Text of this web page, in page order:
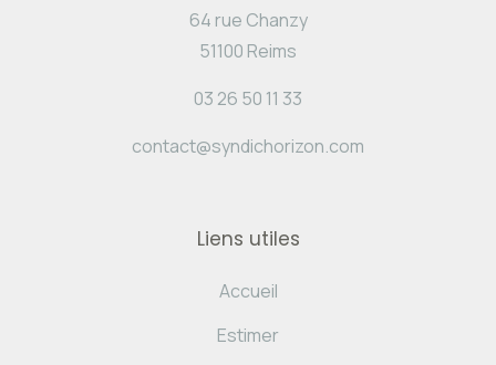
64 rue Chanzy
51100 Reims
03 26 50 11 33
contact@syndichorizon.com
Liens utiles
Accueil
Estimer